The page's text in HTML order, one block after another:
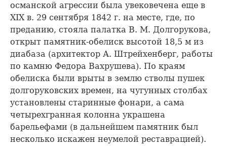
османской агрессии была увековечена еще в
XIX в. 29 сентября 1842 г. на месте, где, по
преданию, стояла палатка В. М. Долгорукова,
открыт памятник-обелиск высотой 18,5 м из
диабаза (архитектор А. Штрейхенберг, работы
по камню Федора Вахрушева). По краям
обелиска были врыты в землю стволы пушек
долгоруковских времен, на чугунных столбах
установлены старинные фонари, а сама
четырехгранная колонна украшена
барельефами (в дальнейшем памятник был
несколько искажен неумелой реставрацией).